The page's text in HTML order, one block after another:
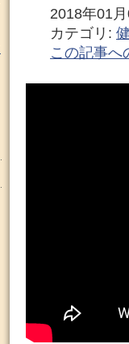
2018年01
カテゴリ:
この記事へ